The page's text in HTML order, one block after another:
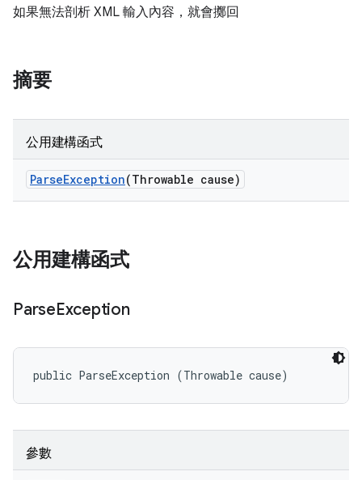
如果無法剖析 XML 輸入內容，就會擲回
摘要
公用建構函式
ParseException(Throwable cause)
公用建構函式
ParseException
public ParseException (Throwable cause)
參數